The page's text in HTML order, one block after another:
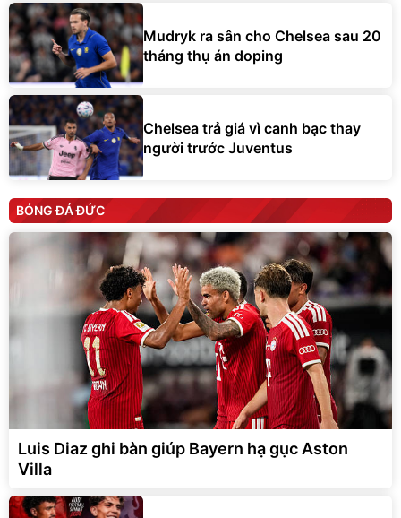
Mudryk ra sân cho Chelsea sau 20
tháng thụ án doping
Chelsea trả giá vì canh bạc thay
người trước Juventus
BÓNG ĐÁ ĐỨC
Luis Diaz ghi bàn giúp Bayern hạ gục Aston
Villa